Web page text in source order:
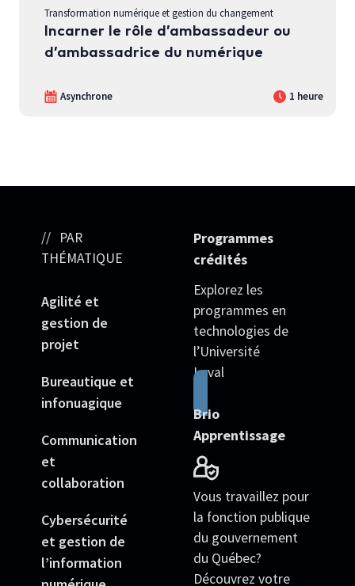
Transformation numérique et gestion du changement
Incarner le rôle d’ambassadeur ou
d’ambassadrice du numérique
Asynchrone 1 heure
PAR
THÉMATIQUE
Agilité et
gestion de
projet
Bureautique et
infonuagique
Communication
et
collaboration
Cybersécurité
et gestion de
l’information
Programmes
crédités
Explorez les
programmes en
technologies de
l’Université
Laval
Brio
Apprentissage
Vous travaillez pour
la fonction publique
du gouvernement
du Québec?
Découvrez votre